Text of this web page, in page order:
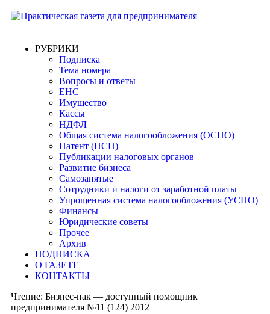
РУБРИКИ
Подписка
Тема номера
Вопросы и ответы
ЕНС
Имущество
Кассы
НДФЛ
Общая система налогообложения (ОСНО)
Патент (ПСН)
Публикации налоговых органов
Развитие бизнеса
Самозанятые
Сотрудники и налоги от заработной платы
Упрощенная система налогообложения (УСНО)
Финансы
Юридические советы
Прочее
Архив
ПОДПИСКА
О ГАЗЕТЕ
КОНТАКТЫ
Чтение: Бизнес-пак — доступный помощник
предпринимателя №11 (124) 2012